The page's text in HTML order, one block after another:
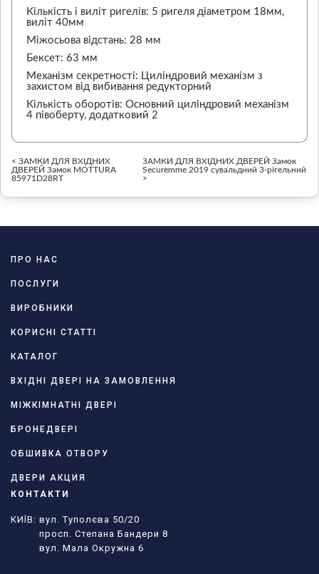
Кількість і виліт ригелів: 5 ригеля діаметром 18мм,
виліт 40мм
Міжосьова відстань: 28 мм
Бексет: 63 мм
Механізм секретності: Циліндровий механізм з
захистом від вибивання редукторний
Кількість оборотів: Основний циліндровий механізм
4 півоберту, додатковий 2
< ЗАМКИ ДЛЯ ВХІДНИХ
ДВЕРЕЙ Замок MOTTURA
85971D28RT
ЗАМКИ ДЛЯ ВХІДНИХ ДВЕРЕЙ Замок
Securemme 2019 сувальдний 3-рігельний
>
ПРО НАС
ПОСЛУГИ
ВИРОБНИКИ
КОРИСНІ СТАТТІ
КАТАЛОГ
ВХІДНІ ДВЕРІ НА ЗАМОВЛЕННЯ
МІЖКІМНАТНІ ДВЕРІ
БРОНЕДВЕРІ
ОБШИВКА ОТВОРУ
ДВЕРИ АКЦИЯ
КОНТАКТИ
КИЇВ: вул. Туполєва 50/20
просп. Степана Бандери 8
вул. Мала Окружна 6